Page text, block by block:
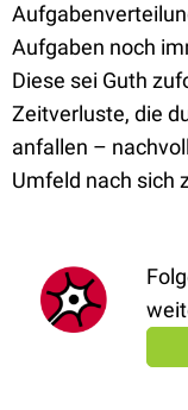
Aufgaben noch
Diese sei Guth
Zeitverluste, die
anfallen –
Umfeld nach sich